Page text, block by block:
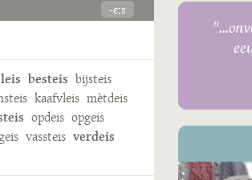
-ɛːs
besteis bijsteis
kaafvleis mètdeis
opdeis opgeis
vassteis verdeis